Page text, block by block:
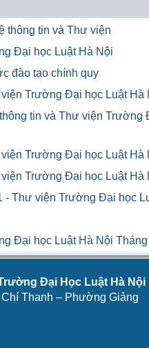
thông tin và Thư viện
Đại học Luật Hà Nội
đào tạo chính quy
Trường Đại học Luật Hà
tin và Thư viện Trường
Trường Đại học Luật Hà
Trường Đại học Luật Hà
- Thư viện Trường Đại học
Đại học Luật Hà Nội
Đại Học Luật Hà Nội
Thanh – Phường Giảng